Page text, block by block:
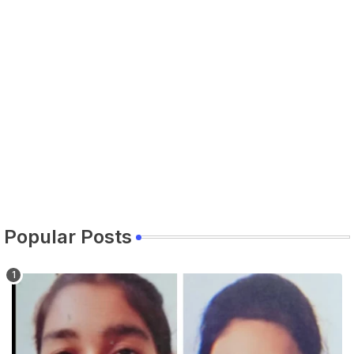
ਸੋਸ਼ਲ ਮੀਡੀਆ ‘ਤੇ ਦੋਸਤੀ ਵਿੱਚ ਅਣਬਣ ਤੋਂ ਬਾਅਦ ਆਂਗਣਵਾੜੀ
36 ਗ੍ਰਾਮ ਹੈਰੋਇਨ ਸਮੇਤ ਪੰਜਾਬ ਦੇ ਰਹਿਣ ਵਾਲੇ ਦੋ ਮੋਟਰਸਾਈਕਲ
BTTNEWS Apr 16 2026
​62 ਕਿਲੋ 850 ਗ੍ਰਾਮ ਪੋਸਤ ਸਮੇਤ ਮਲੋਟ ਅਤੇ ਬਠਿੰਡਾ ਦੇ ਰਹਿਣ
BTTNEWS-Apr 16 2026
ਸੋਸ਼ਲ ਮੀਡੀਆ ਰਾਹੀਂ ਇਨਵੈਸਟਮੈਂਟ ਦੇ ਨਾਮ ’ਤੇ ਵੱਡੀ ਠੱਗੀ ਬੇਨਕਾਬ
Popular Posts